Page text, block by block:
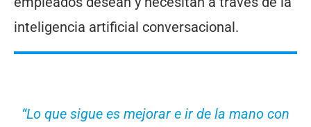
inteligencia artificial conversacional.
“Lo que sigue es mejorar e ir de la mano con